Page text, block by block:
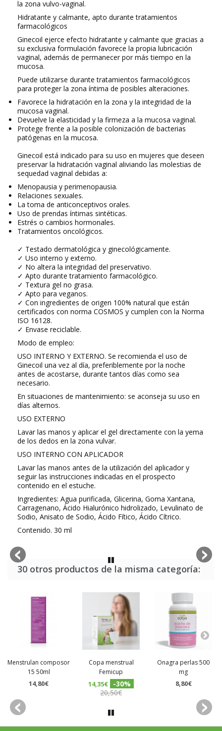
la zona vulvo-vaginal.
Hidratante y calmante, apto durante tratamientos
farmacológicos
Ginecoil ejerce efecto hidratante y calmante que gracias a
su exclusiva formulación favorece la propia lubricación
vaginal, además de permanecer por más tiempo en la
mucosa.
Puede utilizarse durante tratamientos farmacológicos
para proteger la zona íntima de posibles alteraciones.
Favorece la hidratación en la zona y la integridad de la
mucosa vaginal.
Devuelve la elasticidad y la firmeza a la mucosa vaginal.
Protege frente a la posible colonización de bacterias
patógenas en la mucosa.
Ginecoil está indicado para su uso en mujeres que deseen
preservar la hidratación vaginal aliviando las molestias de
sequedad vaginal debidas a:
Menopausia y perimenopausia.
Relaciones sexuales.
La toma de anticonceptivos orales.
Uso de prendas íntimas sintéticas.
Estrés o cambios hormonales.
Tratamientos oncológicos.
✓ Testado dermatológica y ginecológicamente.
✓ Uso interno y externo.
✓ No altera la integridad del preservativo.
✓ Apto durante tratamiento farmacológico.
✓ Textura gel no grasa.
✓ Apto para veganos.
✓ Con ingredientes de origen 100% natural que están
certificados con norma COSMOS y cumplen con la Norma
ISO 16128.
✓ Envase reciclable.
Modo de empleo:
USO INTERNO Y EXTERNO. Se recomienda el uso de
Ginecoil una vez al día, preferiblemente por la noche
antes de acostarse, durante tantos días como sea
necesario.
En situaciones de mantenimiento: se aconseja su uso en
días alternos.
USO EXTERNO
Lavar las manos y aplicar el gel directamente con la yema
de los dedos en la zona vulvar.
USO INTERNO CON APLICADOR
Lavar las manos antes de la utilización del aplicador y
seguir las instrucciones indicadas en el prospecto
contenido en el estuche.
Ingredientes: Agua purificada, Glicerina, Goma Xantana,
Carragenano, Ácido Hialurónico hidrolizado, Levulinato de
Sodio, Anisato de Sodio, Ácido Fítico, Ácido Cítrico.
Contenido. 30 ml
30 otros productos de la misma categoría:
Menstrulan composor
15 50ml
14,80€
Copa menstrual
Femicup
14,35€
-30%
20,50€
Onagra perlas 500
mg
8,80€